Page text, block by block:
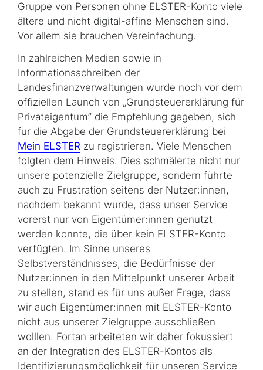
Gruppe von Personen ohne ELSTER-Konto viele
ältere und nicht digital-affine Menschen sind.
Vor allem sie brauchen Vereinfachung.
In zahlreichen Medien sowie in
Informationsschreiben der
Landesfinanzverwaltungen wurde noch vor dem
offiziellen Launch von „Grundsteuererklärung für
Privateigentum” die Empfehlung gegeben, sich
für die Abgabe der Grundsteuererklärung bei
Mein ELSTER zu registrieren. Viele Menschen
folgten dem Hinweis. Dies schmälerte nicht nur
unsere potenzielle Zielgruppe, sondern führte
auch zu Frustration seitens der Nutzer:innen,
nachdem bekannt wurde, dass unser Service
vorerst nur von Eigentümer:innen genutzt
werden konnte, die über kein ELSTER-Konto
verfügten. Im Sinne unseres
Selbstverständnisses, die Bedürfnisse der
Nutzer:innen in den Mittelpunkt unserer Arbeit
zu stellen, stand es für uns außer Frage, dass
wir auch Eigentümer:innen mit ELSTER-Konto
nicht aus unserer Zielgruppe ausschließen
wolllen. Fortan arbeiteten wir daher fokussiert
an der Integration des ELSTER-Kontos als
Identifizierungsmöglichkeit für unseren Service